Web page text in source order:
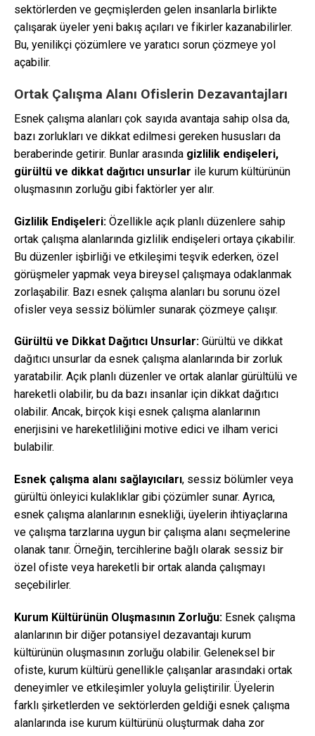
sektörlerden ve geçmişlerden gelen insanlarla birlikte
çalışarak üyeler yeni bakış açıları ve fikirler kazanabilirler.
Bu, yenilikçi çözümlere ve yaratıcı sorun çözmeye yol
açabilir.
Ortak Çalışma Alanı Ofislerin Dezavantajları
Esnek çalışma alanları çok sayıda avantaja sahip olsa da,
bazı zorlukları ve dikkat edilmesi gereken hususları da
beraberinde getirir. Bunlar arasında gizlilik endişeleri,
gürültü ve dikkat dağıtıcı unsurlar ile kurum kültürünün
oluşmasının zorluğu gibi faktörler yer alır.
Gizlilik Endişeleri: Özellikle açık planlı düzenlere sahip
ortak çalışma alanlarında gizlilik endişeleri ortaya çıkabilir.
Bu düzenler işbirliği ve etkileşimi teşvik ederken, özel
görüşmeler yapmak veya bireysel çalışmaya odaklanmak
zorlaşabilir. Bazı esnek çalışma alanları bu sorunu özel
ofisler veya sessiz bölümler sunarak çözmeye çalışır.
Gürültü ve Dikkat Dağıtıcı Unsurlar: Gürültü ve dikkat
dağıtıcı unsurlar da esnek çalışma alanlarında bir zorluk
yaratabilir. Açık planlı düzenler ve ortak alanlar gürültülü ve
hareketli olabilir, bu da bazı insanlar için dikkat dağıtıcı
olabilir. Ancak, birçok kişi esnek çalışma alanlarının
enerjisini ve hareketliliğini motive edici ve ilham verici
bulabilir.
Esnek çalışma alanı sağlayıcıları, sessiz bölümler veya
gürültü önleyici kulaklıklar gibi çözümler sunar. Ayrıca,
esnek çalışma alanlarının esnekliği, üyelerin ihtiyaçlarına
ve çalışma tarzlarına uygun bir çalışma alanı seçmelerine
olanak tanır. Örneğin, tercihlerine bağlı olarak sessiz bir
özel ofiste veya hareketli bir ortak alanda çalışmayı
seçebilirler.
Kurum Kültürünün Oluşmasının Zorluğu: Esnek çalışma
alanlarının bir diğer potansiyel dezavantajı kurum
kültürünün oluşmasının zorluğu olabilir. Geleneksel bir
ofiste, kurum kültürü genellikle çalışanlar arasındaki ortak
deneyimler ve etkileşimler yoluyla geliştirilir. Üyelerin
farklı şirketlerden ve sektörlerden geldiği esnek çalışma
alanlarında ise kurum kültürünü oluşturmak daha zor